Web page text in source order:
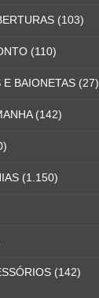
(103)
(110)
E BAIONETAS (27)
(142)
(1.150)
(142)